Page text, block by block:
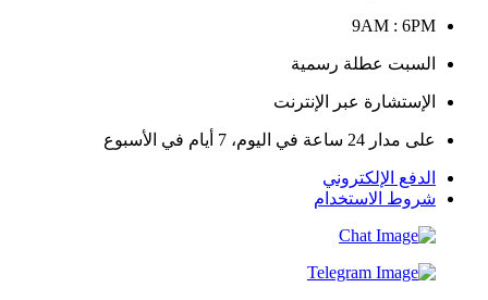
9AM : 6PM
السبت عطلة رسمية
الإستشارة عبر الإنترنت
على مدار 24 ساعة في اليوم، 7 أيام في الأسبوع
الدفع الإلكتروني
شروط الاستخدام